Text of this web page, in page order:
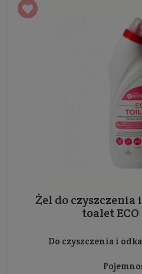
Żel do
toalet
Do czyszczenia i